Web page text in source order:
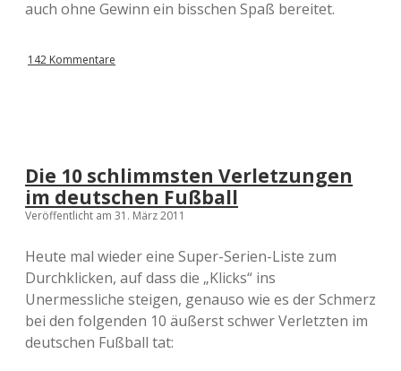
auch ohne Gewinn ein bisschen Spaß bereitet.
142 Kommentare
Die 10 schlimmsten Verletzungen
im deutschen Fußball
Veröffentlicht am 31. März 2011
Heute mal wieder eine Super-Serien-Liste zum
Durchklicken, auf dass die „Klicks“ ins
Unermessliche steigen, genauso wie es der Schmerz
bei den folgenden 10 äußerst schwer Verletzten im
deutschen Fußball tat: